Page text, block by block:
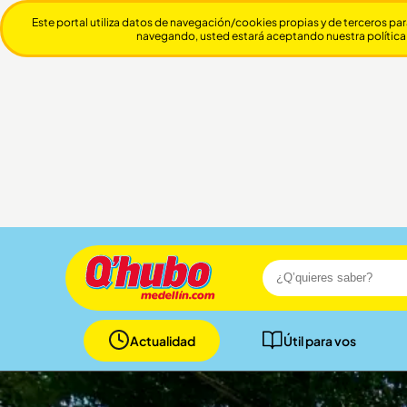
Actualidad Útil para vos
Este portal utiliza datos de navegación/cookies propias y de terceros
navegando, usted estará aceptando nuestra